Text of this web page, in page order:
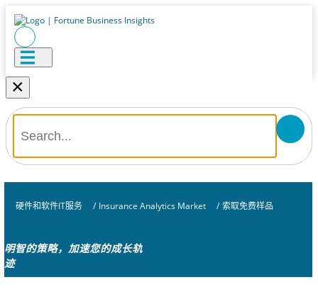
×
硬件和软件IT服务 / Insurance Analytics Market / 索取免费样品
明智的策略，加速您的成长轨
迹